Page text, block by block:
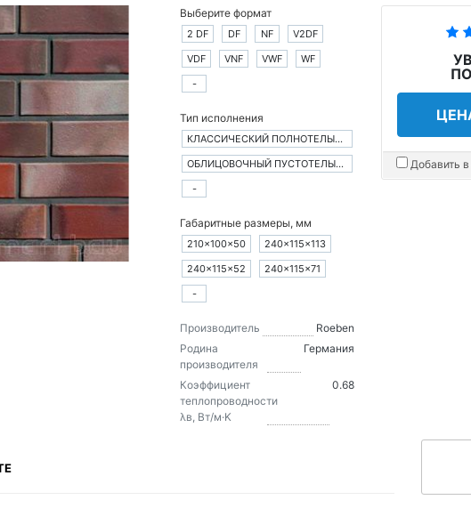
Выберите формат
2 DF DF NF
V2DF
VDF
VNF VWF
WF
-
Тип исполнения
КЛАССИЧЕСКИЙ ПОЛНОТЕЛЫЙ КИРПИЧ
ОБЛИЦОВОЧНЫЙ ПУСТОТЕЛЫЙ КИРПИЧ
-
Габаритные размеры, мм
210×100×50
240×115×113
240×115×52
240×115×71
-
Производитель
Roeben
Родина
производителя
Германия
Коэффициент
теплопроводности
λв, Вт/м·K
0.68
Добавить